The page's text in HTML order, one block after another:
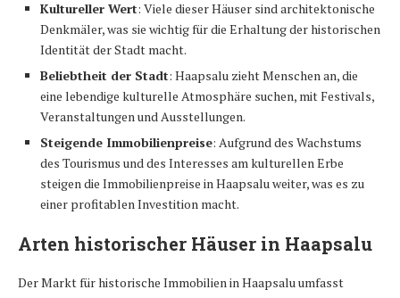
Kultureller Wert: Viele dieser Häuser sind architektonische
Denkmäler, was sie wichtig für die Erhaltung der historischen
Identität der Stadt macht.
Beliebtheit der Stadt: Haapsalu zieht Menschen an, die
eine lebendige kulturelle Atmosphäre suchen, mit Festivals,
Veranstaltungen und Ausstellungen.
Steigende Immobilienpreise: Aufgrund des Wachstums
des Tourismus und des Interesses am kulturellen Erbe
steigen die Immobilienpreise in Haapsalu weiter, was es zu
einer profitablen Investition macht.
Arten historischer Häuser in Haapsalu
Der Markt für historische Immobilien in Haapsalu umfasst